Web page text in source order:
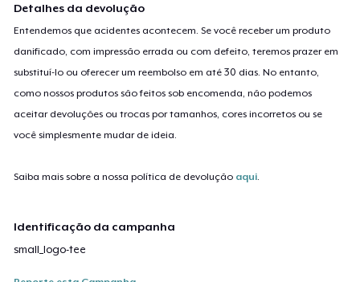
Detalhes da devolução
Entendemos que acidentes acontecem. Se você receber um produto
danificado, com impressão errada ou com defeito, teremos prazer em
substituí-lo ou oferecer um reembolso em até 30 dias. No entanto,
como nossos produtos são feitos sob encomenda, não podemos
aceitar devoluções ou trocas por tamanhos, cores incorretos ou se
você simplesmente mudar de ideia.
Saiba mais sobre a nossa política de devolução aqui.
Identificação da campanha
small_logo-tee